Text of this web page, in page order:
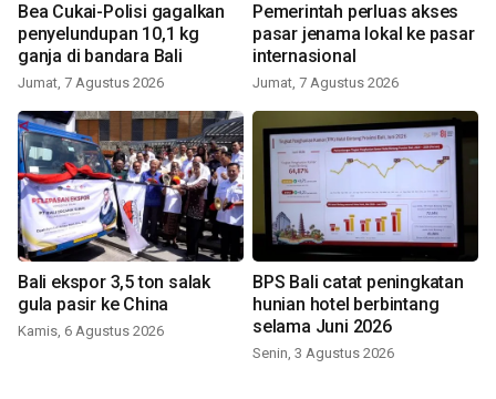
Bea Cukai-Polisi gagalkan
penyelundupan 10,1 kg
ganja di bandara Bali
Jumat, 7 Agustus 2026
Pemerintah perluas akses
pasar jenama lokal ke pasar
internasional
Jumat, 7 Agustus 2026
Bali ekspor 3,5 ton salak
gula pasir ke China
Kamis, 6 Agustus 2026
BPS Bali catat peningkatan
hunian hotel berbintang
selama Juni 2026
Senin, 3 Agustus 2026